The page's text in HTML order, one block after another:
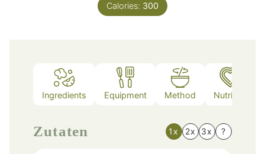
Calories: 300
Ingredients Equipment Method Nutrition
Zutaten 1x 2x 3x ?